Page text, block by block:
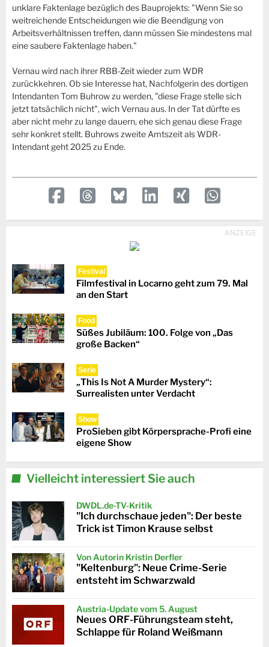
unklare Faktenlage bezüglich des Bauprojekts: "Wenn Sie so
weitreichende Entscheidungen wie die Beendigung von
Arbeitsverhältnissen treffen, dann müssen Sie mindestens mal
eine saubere Faktenlage haben."
Vernau wird nach ihrer RBB-Zeit wieder zum WDR
zurückkehren. Ob sie Interesse hat, Nachfolgerin des dortigen
Intendanten Tom Buhrow zu werden, "diese Frage stelle sich
jetzt tatsächlich nicht", wich Vernau aus. In der Tat dürfte es
aber nicht mehr zu lange dauern, ehe sich genau diese Frage
sehr konkret stellt. Buhrows zweite Amtszeit als WDR-
Intendant geht 2025 zu Ende.
ANZEIGE
Festival
Filmfestival in Locarno geht zum 79. Mal
an den Start
Food
Süßes Jubiläum: 100. Folge von „Das
große Backen“
Serie
„This Is Not A Murder Mystery“:
Surrealisten unter Verdacht
Show
ProSieben gibt Körpersprache-Profi eine
eigene Show
Vielleicht interessiert Sie auch
DWDL.de-TV-Kritik
"Ich durchschaue jeden": Der beste
Trick ist Timon Krause selbst
Von Autorin Kristin Derfler
"Keltenburg": Neue Crime-Serie
entsteht im Schwarzwald
Austria-Update vom 5. August
Neues ORF-Führungsteam steht,
Schlappe für Roland Weißmann